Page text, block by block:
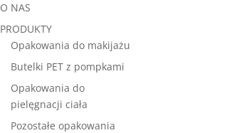
O NAS
PRODUKTY
Opakowania do makijażu
Butelki PET z pompkami
Opakowania do
pielęgnacji ciała
Pozostałe opakowania